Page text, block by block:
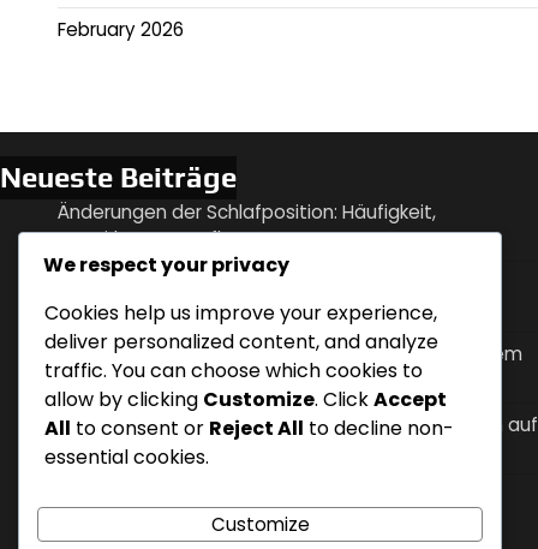
February 2026
Neueste Beiträge
Änderungen der Schlafposition: Häufigkeit,
Auswirkungen, Reflux
Ernährungsumstellungen zur Behandlung von
nächtlichem Sodbrennen
Gewichtsmanagement-Strategien bei nächtlichem
saurem Reflux
Koffeinkonsum-Zeitpunkt und seine Auswirkungen auf
nächtlichen Säurereflux
Reflux zu bewältigen
We respect your privacy
Cookies help us improve your experience,
deliver personalized content, and analyze
traffic. You can choose which cookies to
allow by clicking Customize. ClickAccept
All to consent or Reject All to decline non-
essential cookies.
Customize